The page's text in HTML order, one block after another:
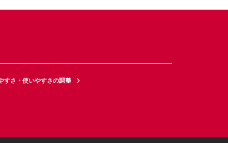
すさ・使いやすさの調整